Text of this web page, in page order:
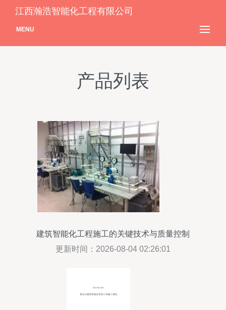
江西瀚浩智能化工程有限公司
MENU
产品列表
建筑智能化工程施工的关键技术与质量控制
更新时间：2026-08-04 02:26:01